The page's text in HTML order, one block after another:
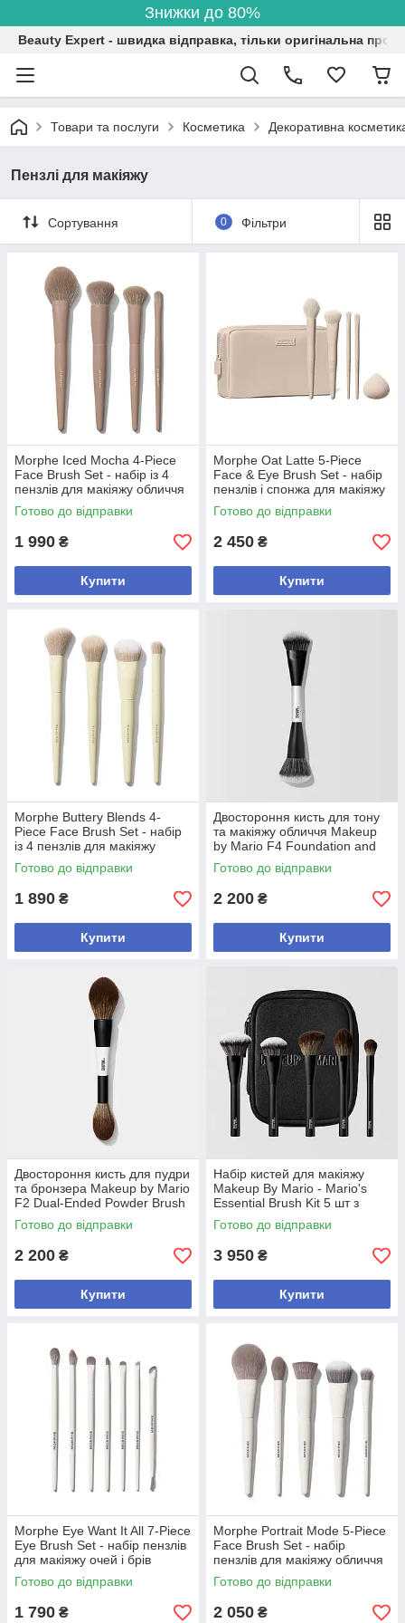
Знижки до 80%
Beauty Expert - швидка відправка, тільки оригінальна
Товари та послуги Косметика Декоративна
Пензлі для макіяжу
Сортування 0 Фільтри
Morphe Iced Mocha 4-Piece
Face Brush Set - набір із 4
пензлів для макіяжу обличчя
Готово до відправки
1 990 ₴
Купити
Morphe Oat Latte 5-Piece
Face & Eye Brush Set - набір
пензлів і спонжа для макіяжу
Готово до відправки
2 450 ₴
Купити
Morphe Buttery Blends 4-
Piece Face Brush Set - набір
із 4 пензлів для макіяжу
обличчя
Готово до відправки
1 890 ₴
Купити
Двостороння кисть для тону
та макіяжу обличчя Makeup
by Mario F4 Foundation and
Face Brush
Готово до відправки
2 200 ₴
Купити
Двостороння кисть для пудри
та бронзера Makeup by Mario
F2 Dual-Ended Powder Brush
Готово до відправки
2 200 ₴
Купити
Набір кистей для макіяжу
Makeup By Mario - Mario's
Essential Brush Kit 5 шт з
кейсом для обличчя
Готово до відправки
3 950 ₴
Купити
Morphe Eye Want It All 7-Piece
Eye Brush Set - набір пензлів
для макіяжу очей і брів
Готово до відправки
1 790 ₴
Morphe Portrait Mode 5-Piece
Face Brush Set - набір
пензлів для макіяжу обличчя
Готово до відправки
2 050 ₴